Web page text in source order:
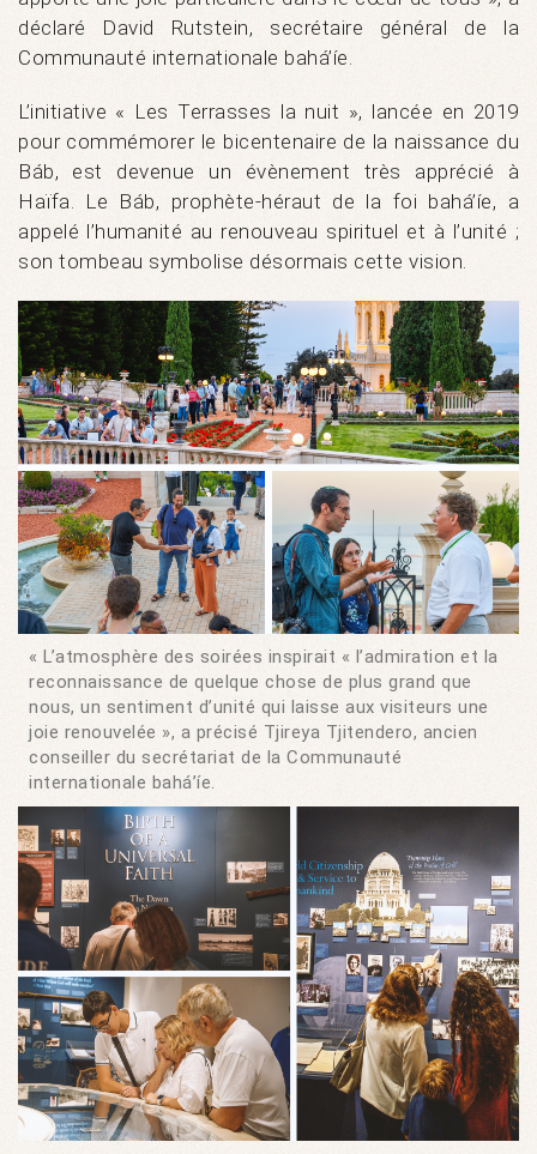
déclaré David Rutstein, secrétaire général de la
Communauté internationale bahá’íe.
L’initiative « Les Terrasses la nuit », lancée en 2019
pour commémorer le bicentenaire de la naissance du
Báb, est devenue un évènement très apprécié à
Haïfa. Le Báb, prophète-héraut de la foi bahá’íe, a
appelé l’humanité au renouveau spirituel et à l’unité ;
son tombeau symbolise désormais cette vision.
« L’atmosphère des soirées inspirait « l’admiration et la
reconnaissance de quelque chose de plus grand que
nous, un sentiment d’unité qui laisse aux visiteurs une
joie renouvelée », a précisé Tjireya Tjitendero, ancien
conseiller du secrétariat de la Communauté
internationale bahá’íe.